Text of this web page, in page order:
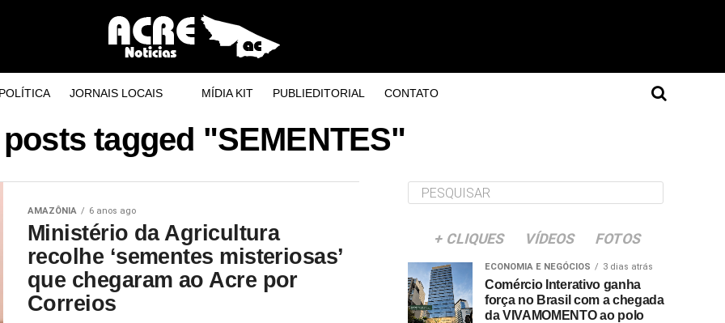
JORNAIS LOCAIS MÍDIA KIT PUBLIEDITORIAL CONTATO
tagged "SEMENTES"
AMAZÔNIA 6 anos ago
Ministério da Agricultura
recolhe ‘sementes misteriosas’
que chegaram ao Acre por
Correios
+ CLIQUES VÍDEOS FOTOS
ECONOMIA E NEGÓCIOS 3 dias atrás
Comércio Interativo ganha
força no Brasil com a chegada
da VIVAMOMENTO ao polo